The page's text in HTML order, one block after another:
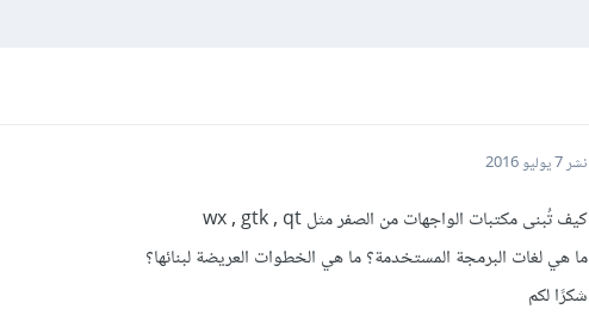
نشر7 يوليو 2016
كيف تُبنى مكتبات الواجهات من الصفر مثل wx , gtk , qt
ما هي لغات البرمجة المستخدمة؟ ما هي الخطوات العريضة لبنائها؟
شكرًا لكم